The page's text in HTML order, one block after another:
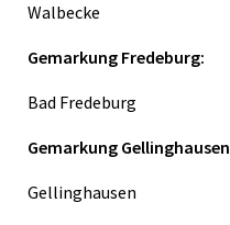
Walbecke
Gemarkung Fredeburg:
Bad Fredeburg
Gemarkung Gellinghausen
Gellinghausen